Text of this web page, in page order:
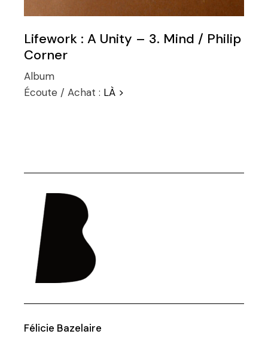
Lifework : A Unity – 3. Mind / Philip
Corner
Album
Écoute / Achat : LÀ >
Félicie Bazelaire